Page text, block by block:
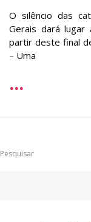
O silêncio das
Gerais dará lugar
partir deste final
– Uma
Pesquisar